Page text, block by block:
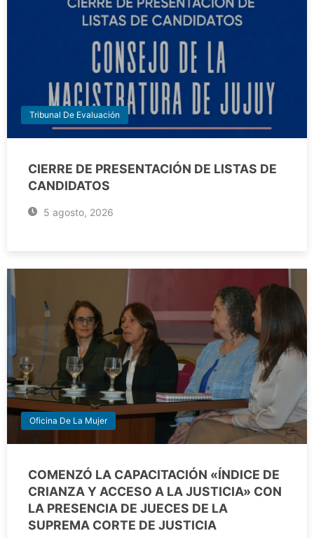
Tribunal De Evaluación
CIERRE DE PRESENTACIÓN DE LISTAS DE
CANDIDATOS
5 agosto, 2026
Oficina De La Mujer
COMENZÓ LA CAPACITACIÓN «ÍNDICE DE
CRIANZA Y ACCESO A LA JUSTICIA» CON
LA PRESENCIA DE JUECES DE LA
SUPREMA CORTE DE JUSTICIA